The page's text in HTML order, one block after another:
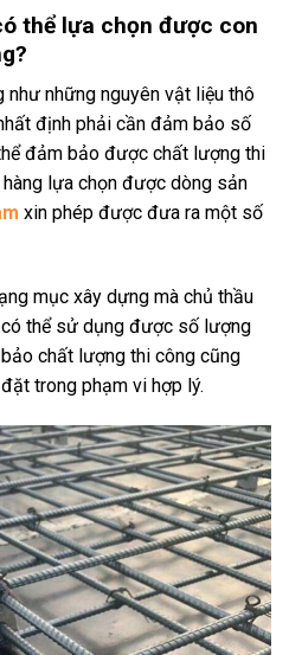
thể lựa chọn được con
như những nguyên vật liệu thô
định phải cần đảm bảo số
đảm bảo được chất lượng thi
lựa chọn được dòng sản
xin phép được đưa ra một số
mục xây dựng mà chủ thầu
thể sử dụng được số lượng
chất lượng thi công cũng
trong phạm vi hợp lý.